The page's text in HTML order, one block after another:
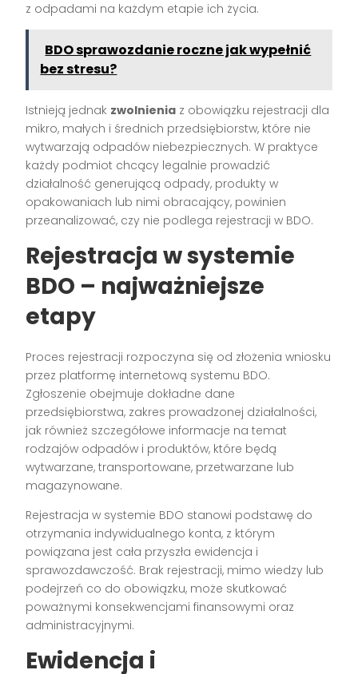
z odpadami na każdym etapie ich życia.
BDO sprawozdanie roczne jak wypełnić
bez stresu?
Istnieją jednak zwolnienia z obowiązku rejestracji dla
mikro, małych i średnich przedsiębiorstw, które nie
wytwarzają odpadów niebezpiecznych. W praktyce
każdy podmiot chcący legalnie prowadzić
działalność generującą odpady, produkty w
opakowaniach lub nimi obracający, powinien
przeanalizować, czy nie podlega rejestracji w BDO.
Rejestracja w systemie
BDO – najważniejsze
etapy
Proces rejestracji rozpoczyna się od złożenia wniosku
przez platformę internetową systemu BDO.
Zgłoszenie obejmuje dokładne dane
przedsiębiorstwa, zakres prowadzonej działalności,
jak również szczegółowe informacje na temat
rodzajów odpadów i produktów, które będą
wytwarzane, transportowane, przetwarzane lub
magazynowane.
Rejestracja w systemie BDO stanowi podstawę do
otrzymania indywidualnego konta, z którym
powiązana jest cała przyszła ewidencja i
sprawozdawczość. Brak rejestracji, mimo wiedzy lub
podejrzeń co do obowiązku, może skutkować
poważnymi konsekwencjami finansowymi oraz
administracyjnymi.
Ewidencja i